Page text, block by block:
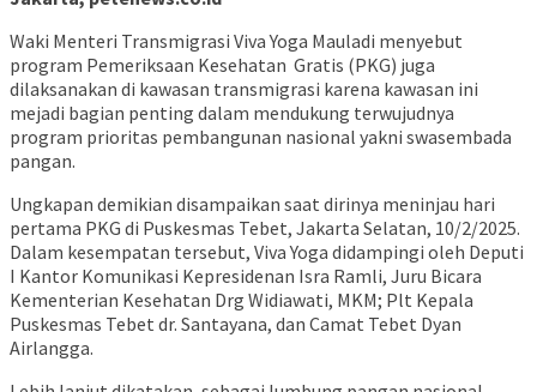
Waki Menteri Transmigrasi Viva Yoga Mauladi menyebut
program Pemeriksaan Kesehatan Gratis (PKG) juga
dilaksanakan di kawasan transmigrasi karena kawasan ini
mejadi bagian penting dalam mendukung terwujudnya
program prioritas pembangunan nasional yakni swasembada
pangan.
Ungkapan demikian disampaikan saat dirinya meninjau hari
pertama PKG di Puskesmas Tebet, Jakarta Selatan, 10/2/2025.
Dalam kesempatan tersebut, Viva Yoga didampingi oleh Deputi
I Kantor Komunikasi Kepresidenan Isra Ramli, Juru Bicara
Kementerian Kesehatan Drg Widiawati, MKM; Plt Kepala
Puskesmas Tebet dr. Santayana, dan Camat Tebet Dyan
Airlangga.